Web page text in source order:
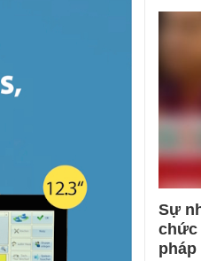
Sự
chức
pháp